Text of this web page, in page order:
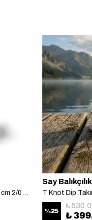
Rapala Arkası Uzun Olta Takımı 11 cm 2/0 cannelle iğne Tekne avı için
Say Balıkçılık
%25
₺
₺